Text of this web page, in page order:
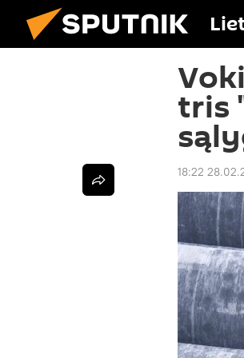
tris
18:22